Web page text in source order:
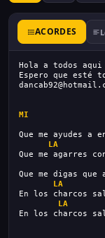
ACORDES
Hola a todos
Espero que esté
MI
Que me ayudes a
LA
Que me agarres
Que me digas
LA
En los charcos
LA
En los charcos